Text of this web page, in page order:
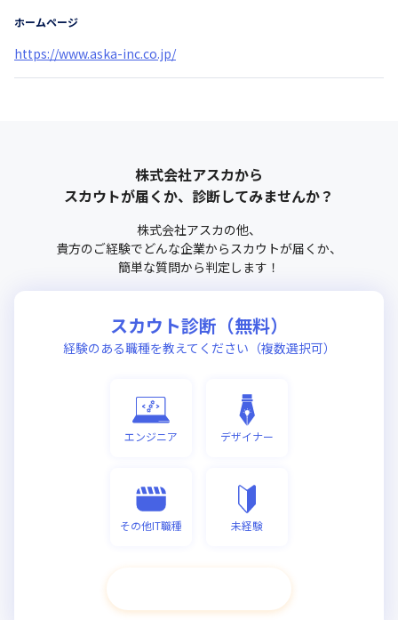
ホームページ
https://www.aska-inc.co.jp/
株式会社アスカから
スカウトが届くか、診断してみませんか？
株式会社アスカの他、
貴方のご経験でどんな企業からスカウトが届くか、
簡単な質問から判定します！
スカウト診断（無料）
経験のある職種を教えてください（複数選択可）
エンジニア デザイナー
その他IT職種 未経験